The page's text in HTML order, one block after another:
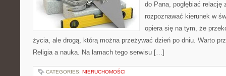
do Pana, pogłębiać relację
rozpoznawać kierunek w
opiera się na tym, że
życia, ale drogą, którą można przeżywać dzień po dniu. Warto
Religia a nauka. Na łamach tego serwisu […]
CATEGORIES: NIERUCHOMOŚCI